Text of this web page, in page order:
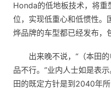
Honda的低地板技术，将重
位，实现低重心和低惯性。
烨品牌的车型都已经发布，
出来晚不说，“（本田
品不行。”业内人士如是表
田的既定方针是到2040年